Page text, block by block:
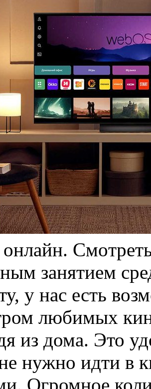
занятием
у нас есть
любимых
из дома. Это
нужно идти в
Огромное